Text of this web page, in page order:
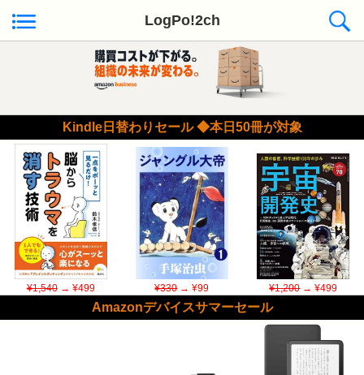
LogPo!2ch
Kindle日替わりセール ◆本日50冊が対象
¥1,540→ ¥499 ¥330→ ¥99 ¥1,200→ ¥499
Amazonデバイスサマーセール